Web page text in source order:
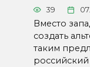
39
Вместо
создать
таким